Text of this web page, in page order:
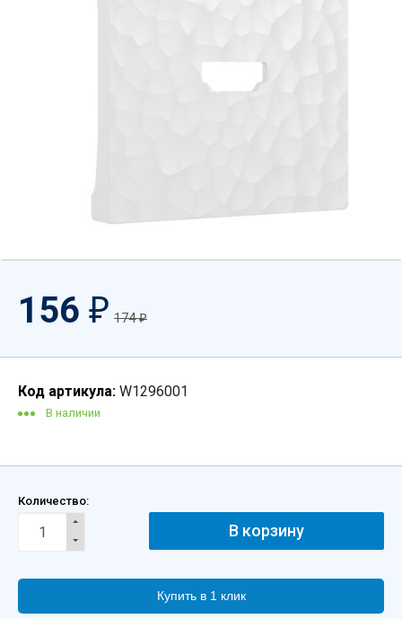
156 ₽ 174₽
Код артикула: W1296001
В наличии
Количество:
Купить в 1 клик